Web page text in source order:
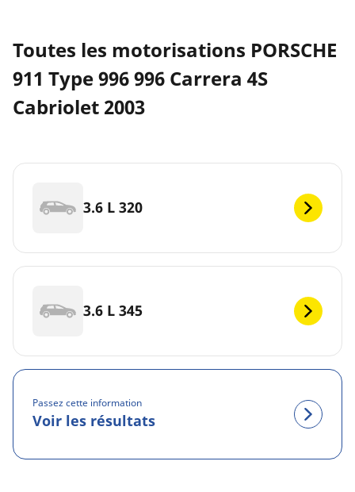
Toutes les motorisations PORSCHE
911 Type 996 996 Carrera 4S
Cabriolet 2003
3.6 L 320
3.6 L 345
Passez cette information
Voir les résultats